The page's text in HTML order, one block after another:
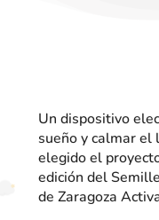
Un dispositivo
sueño y calmar el
elegido el
edición del
de Zaragoza